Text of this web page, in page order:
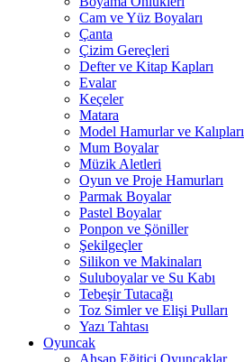
Cam ve Yüz Boyaları
Çanta
Çizim Gereçleri
Defter ve Kitap Kapları
Evalar
Keçeler
Matara
Model Hamurlar ve Kalıpları
Mum Boyalar
Müzik Aletleri
Oyun ve Proje Hamurları
Parmak Boyalar
Pastel Boyalar
Ponpon ve Şöniller
Şekilgeçler
Silikon ve Makinaları
Suluboyalar ve Su Kabı
Tebeşir Tutacağı
Toz Simler ve Elişi Pulları
Yazı Tahtası
Oyuncak
Ahşap Eğitici Oyuncaklar